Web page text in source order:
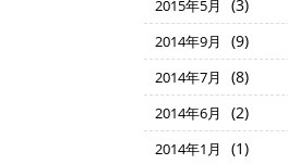
2015年5月 (3)
2014年9月 (9)
2014年7月 (8)
2014年6月 (2)
2014年1月 (1)